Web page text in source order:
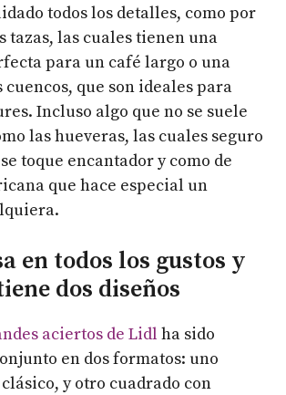
todos los detalles, como por
tazas, las cuales tienen una
para un café largo o una
que son ideales para
Incluso algo que no se suele
las hueveras, las cuales seguro
toque encantador y como de
que hace especial un
en todos los gustos y
dos diseños
aciertos de Lidl ha sido
en dos formatos: uno
y otro cuadrado con